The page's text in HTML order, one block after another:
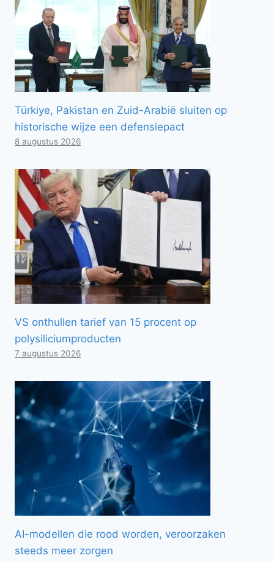
Türkiye, Pakistan en Zuid-Arabië sluiten op
historische wijze een defensiepact
8 augustus 2026
VS onthullen tarief van 15 procent op
polysiliciumproducten
7 augustus 2026
AI-modellen die rood worden, veroorzaken
steeds meer zorgen